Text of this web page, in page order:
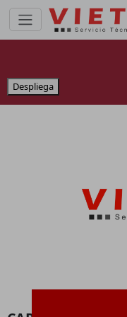
Despliega